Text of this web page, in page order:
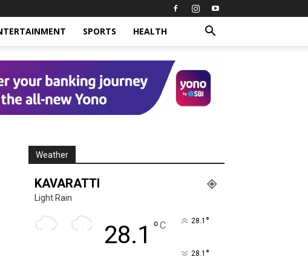
SPORTS HEALTH
Weather
KAVARATTI
Light Rain
28.1 °C 28.1 °
28.1 °